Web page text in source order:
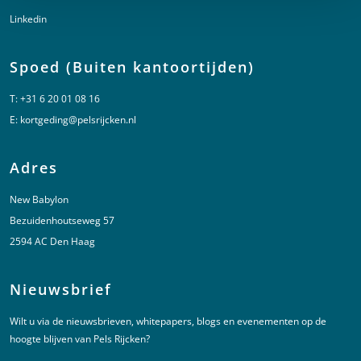
Linkedin
Spoed (Buiten kantoortijden)
T:+31 6 20 01 08 16
E: kortgeding@pelsrijcken.nl
Adres
New Babylon
Bezuidenhoutseweg 57
2594 AC Den Haag
Nieuwsbrief
Wilt u via de nieuwsbrieven, whitepapers, blogs en evenementen op de
hoogte blijven van Pels Rijcken?